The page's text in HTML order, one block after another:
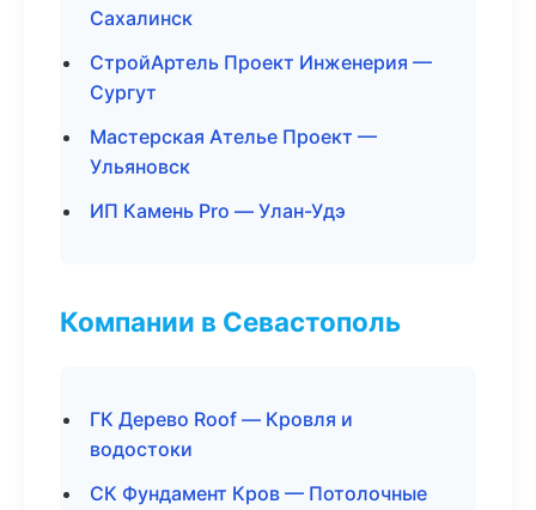
Сахалинск
СтройАртель Проект Инженерия —
Сургут
Мастерская Ателье Проект —
Ульяновск
ИП Камень Pro — Улан-Удэ
Компании в Севастополь
ГК Дерево Roof — Кровля и
водостоки
СК Фундамент Кров — Потолочные